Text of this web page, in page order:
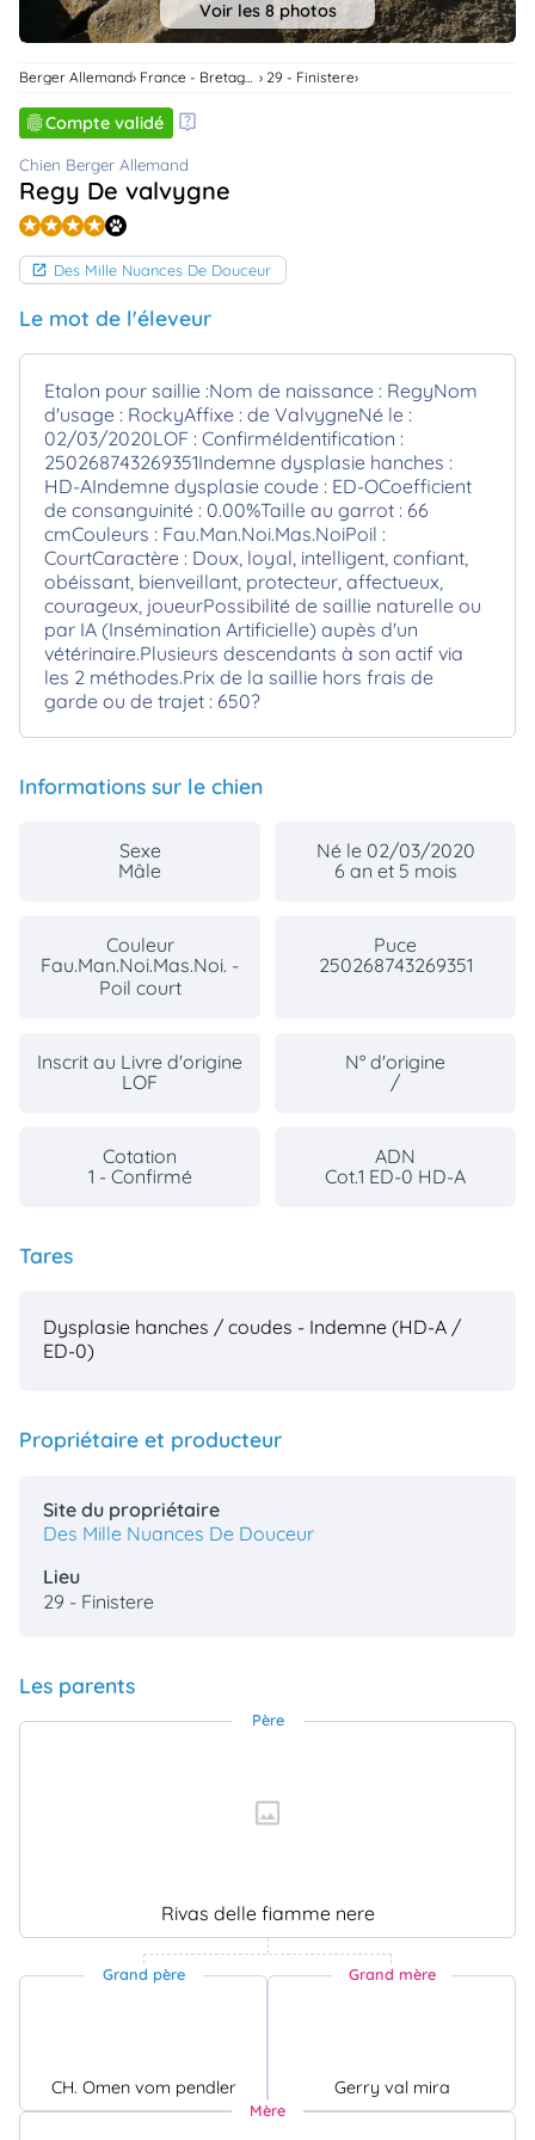
Connexion
Voir les 8 photos
Berger Allemand 29 - Finistere
Compte validé
Chien Berger Allemand
Regy De valvygne
Des Mille Nuances De Douceur
Le mot de l'éleveur
Etalon pour saillie :Nom de naissance : RegyNom
d'usage : RockyAffixe : de ValvygneNé le :
02/03/2020LOF : ConfirméIdentification :
250268743269351Indemne dysplasie hanches :
HD-AIndemne dysplasie coude : ED-OCoefficient
de consanguinité : 0.00%Taille au garrot : 66
cmCouleurs : Fau.Man.Noi.Mas.NoiPoil :
CourtCaractère : Doux, loyal, intelligent, confiant,
obéissant, bienveillant, protecteur, affectueux,
courageux, joueurPossibilité de saillie naturelle ou
par IA (Insémination Artificielle) aupès d'un
vétérinaire.Plusieurs descendants à son actif via
les 2 méthodes.Prix de la saillie hors frais de
garde ou de trajet : 650?
Informations sur le chien
Sexe
Mâle
Né le 02/03/2020
6 an et 5 mois
Couleur
Fau.Man.Noi.Mas.Noi. -
Poil court
Puce
250268743269351
Inscrit au Livre d'origine
LOF
N° d'origine
/
Cotation
1 - Confirmé
ADN
Cot.1 ED-0 HD-A
Tares
Dysplasie hanches / coudes - Indemne (HD-A /
ED-0)
Propriétaire et producteur
Site du propriétaire
Des Mille Nuances De Douceur
Lieu
29 - Finistere
Les parents
Père
Rivas delle fiamme nere
Grand père
CH. Omen vom pendler
Grand mère
Gerry val mira
Mère